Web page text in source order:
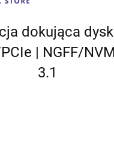
Zgody
dokująca
| NGFF/
3.1